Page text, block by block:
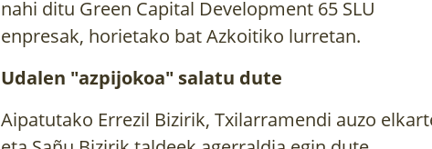
nahi ditu Green Capital Development 65 SLU
enpresak, horietako bat Azkoitiko lurretan.
Udalen "azpijokoa" salatu dute
Aipatutako Errezil Bizirik, Txilarramendi auzo